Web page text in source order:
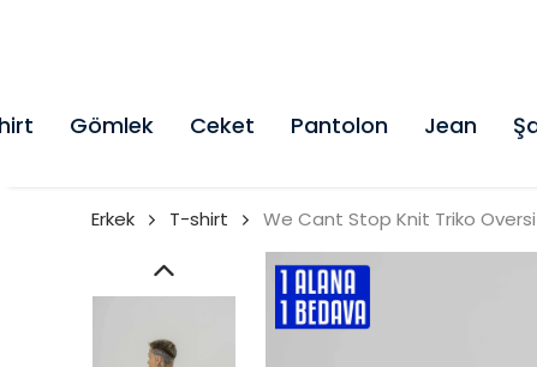
Gömlek Ceket Pantolon Jean
Erkek T-shirt We Cant Stop Knit Triko